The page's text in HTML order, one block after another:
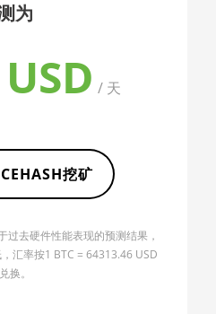
为
/ 天
挖矿
去硬件性能表现的预测结果，
汇率按1 BTC = 64313.46 USD
兑换。